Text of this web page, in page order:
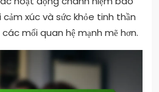
xúc và sức khỏe tinh thần
mối quan hệ mạnh mẽ hơn.